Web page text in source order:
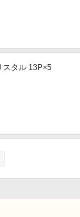
スタル 13P×5